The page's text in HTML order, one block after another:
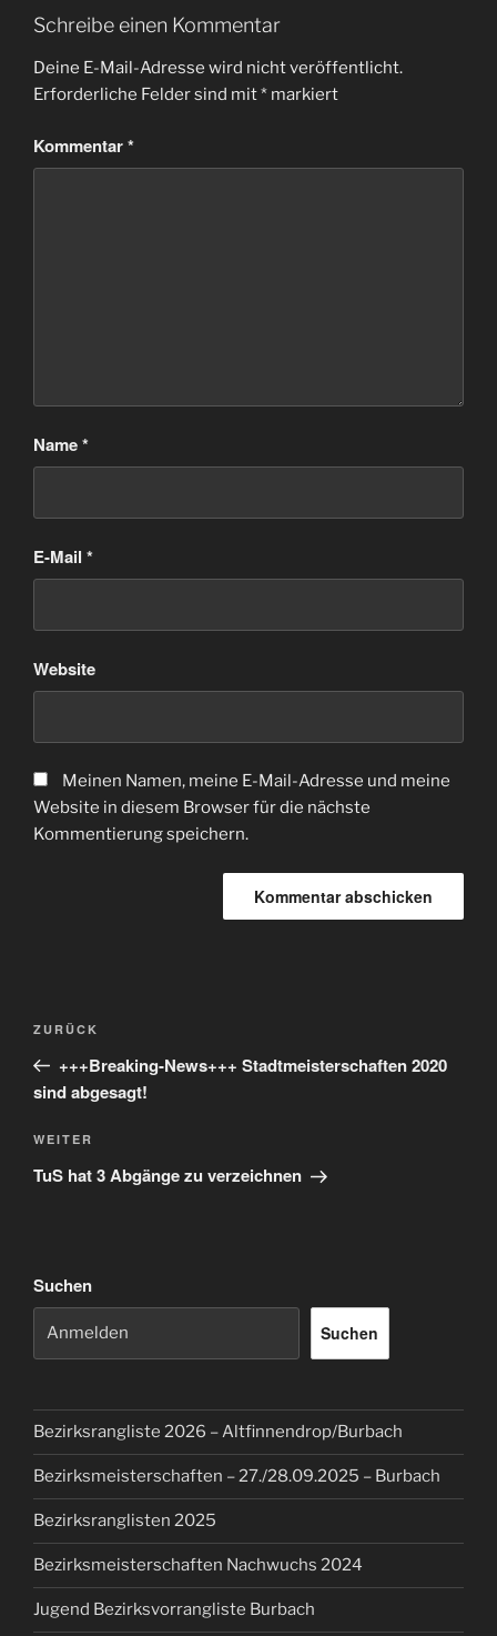
Schreibe einen Kommentar
Deine E-Mail-Adresse wird nicht veröffentlicht.
Erforderliche Felder sind mit* markiert
Kommentar*
Name*
E-Mail *
Website
Meinen Namen, meine E-Mail-Adresse und meine
Website in diesem Browser für die nächste
Kommentierung speichern.
Beitrags-
Vorheriger
Beitrag
ZURÜCK
+++Breaking-News+++ Stadtmeisterschaften 2020
sind abgesagt!
Nächster
Beitrag
WEITER
TuS hat 3 Abgänge zu verzeichnen
Suchen
Suchen
Bezirksrangliste 2026 – Altfinnendrop/Burbach
Bezirksmeisterschaften – 27./28.09.2025 – Burbach
Bezirksranglisten 2025
Bezirksmeisterschaften Nachwuchs 2024
Jugend Bezirksvorrangliste Burbach